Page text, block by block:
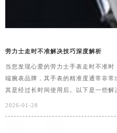
劳力士走时不准解决技巧深度解析
当您发现心爱的劳力士手表走时不准
端腕表品牌，其手表的精准度通常非
其是经过长时间使用后。以下是一些
2026-01-28